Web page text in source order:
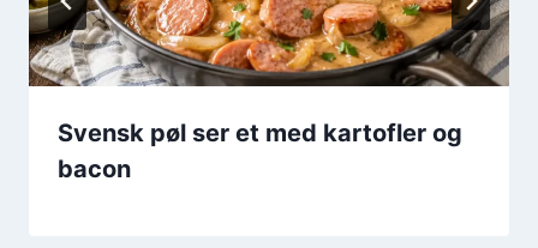
Svensk pøl ser et med kartofler og
bacon